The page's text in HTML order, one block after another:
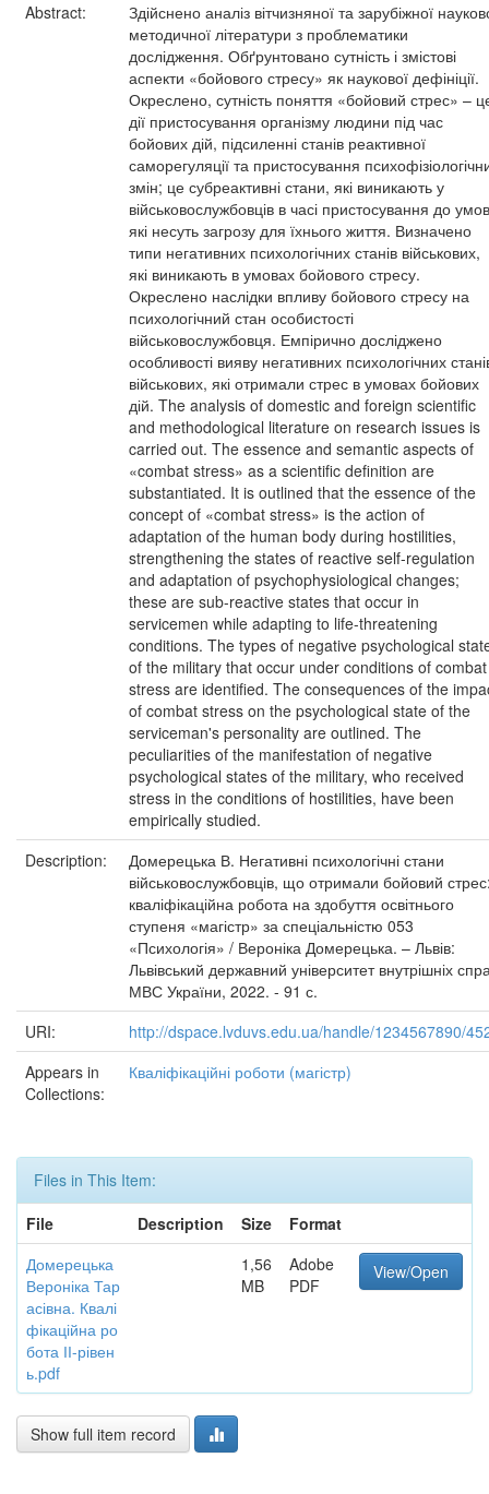
Abstract:
Здійснено аналіз вітчизняної та зарубіжної
методичної літератури з проблематики
дослідження. Обґрунтовано сутність і змістові
аспекти «бойового стресу» як наукової дефініції.
Окреслено, сутність поняття «бойовий стрес» –
дії пристосування організму людини під час
бойових дій, підсиленні станів реактивної
саморегуляції та пристосування
змін; це субреактивні стани, які виникають у
військовослужбовців в часі пристосування до
які несуть загрозу для їхнього життя. Визначено
типи негативних психологічних станів військових,
які виникають в умовах бойового стресу.
Окреслено наслідки впливу бойового стресу на
психологічний стан особистості
військовослужбовця. Емпірично досліджено
особливості вияву негативних психологічних
військових, які отримали стрес в умовах бойових
дій. The analysis of domestic and foreign scientific
and methodological literature on research issues is
carried out. The essence and semantic aspects of
«combat stress» as a scientific definition are
substantiated. It is outlined that the essence of the
concept of «combat stress» is the action of
adaptation of the human body during hostilities,
strengthening the states of reactive self-regulation
and adaptation of psychophysiological changes;
these are sub-reactive states that occur in
servicemen while adapting to life-threatening
conditions. The types of negative psychological
of the military that occur under conditions of combat
stress are identified. The consequences of the
of combat stress on the psychological state of the
serviceman's personality are outlined. The
peculiarities of the manifestation of negative
psychological states of the military, who received
stress in the conditions of hostilities, have been
empirically studied.
Description:
Домерецька В. Негативні психологічні стани
військовослужбовців, що отримали бойовий
кваліфікаційна робота на здобуття освітнього
ступеня «магістр» за спеціальністю 053
«Психологія» / Вероніка Домерецька. – Львів:
Львівський державний університет внутрішніх
МВС України, 2022. - 91 с.
URI:
http://dspace.lvduvs.edu.ua/handle/1234567890/
Appears in
Collections:
Кваліфікаційні роботи (магістр)
Files in This Item:
File
Description Size
Format
Домерецька
Вероніка Тар
асівна. Квалі
фікаційна ро
бота ІІ-рівен
ь.pdf
1,56
MB
Adobe
PDF
View/Open
Show full item record